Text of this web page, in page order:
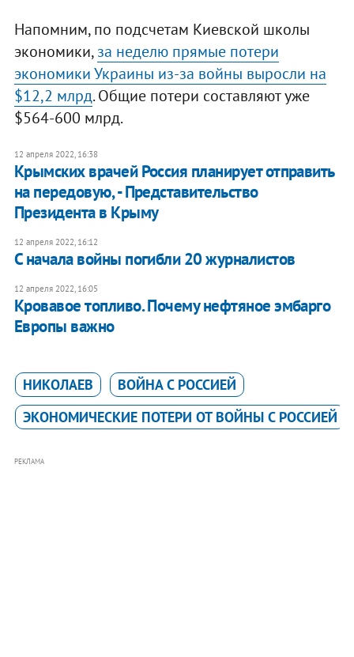
Напомним, по подсчетам Киевской школы
экономики,за неделю прямые потери
экономики Украины из-за войны выросли на
$12,2 млрд. Общие потери составляют уже
$564-600 млрд.
12 апреля 2022, 16:38
Крымских врачей Россия планирует отправить
на передовую, - Представительство
Президента в Крыму
12 апреля 2022, 16:12
С начала войны погибли 20 журналистов
12 апреля 2022, 16:05
Кровавое топливо. Почему нефтяное эмбарго
Европы важно
НИКОЛАЕВ
ВОЙНА С РОССИЕЙ
ЭКОНОМИЧЕСКИЕ ПОТЕРИ ОТ ВОЙНЫ С РОССИЕЙ
РЕКЛАМА